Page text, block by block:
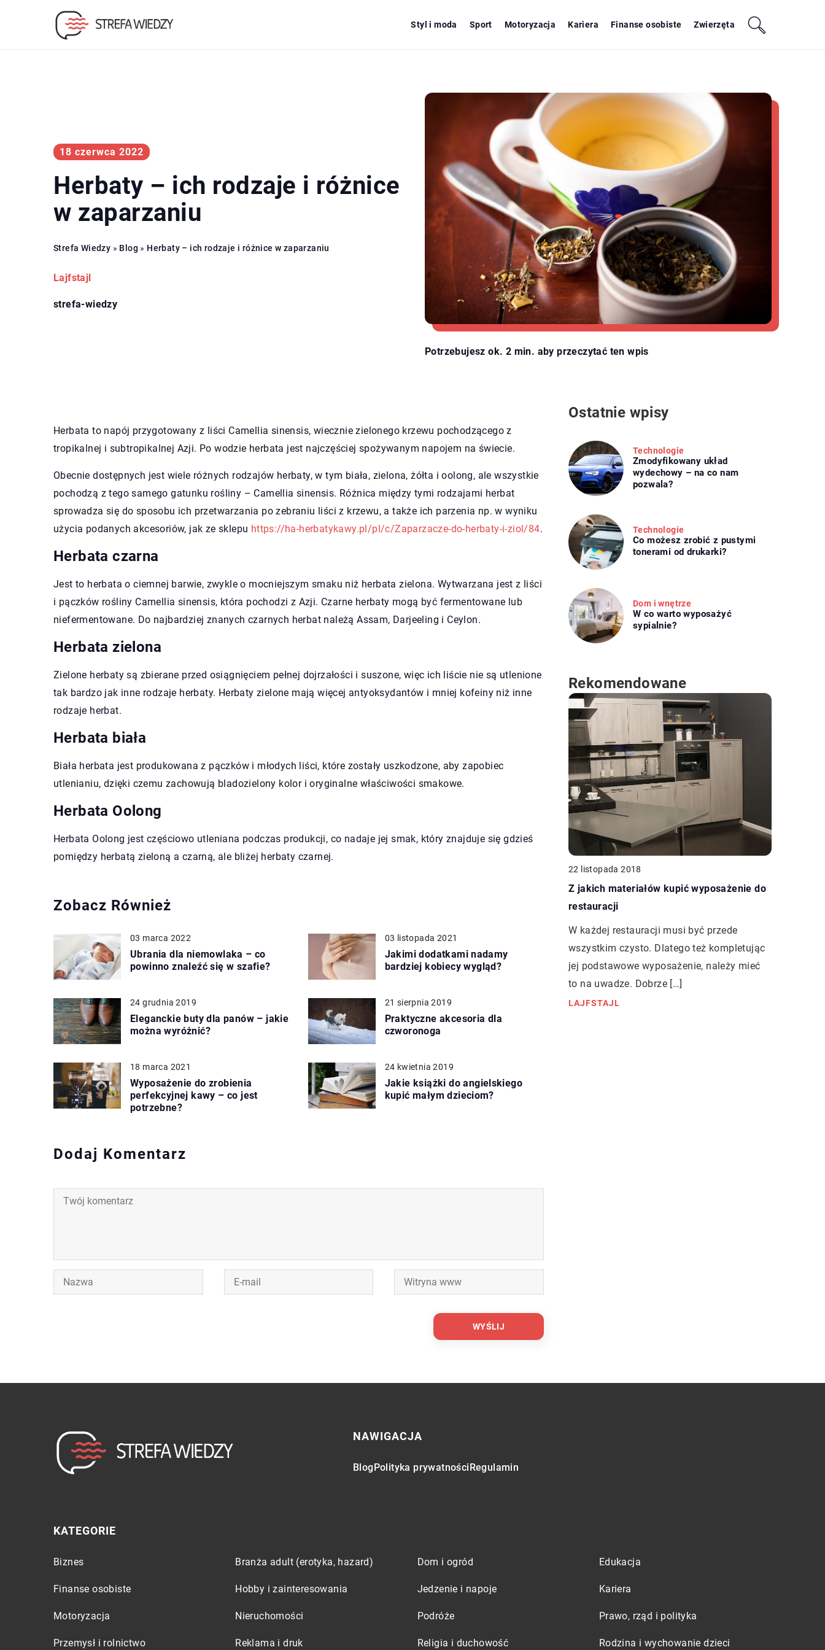
Styl i moda Sport Motoryzacja Kariera Finanse osobiste Zwierzęta
18 czerwca 2022
Herbaty – ich rodzaje i różnice
w zaparzaniu
Strefa Wiedzy » Blog » Herbaty – ich rodzaje i różnice w zaparzaniu
Lajfstajl
strefa-wiedzy
Potrzebujesz ok. 2 min. aby przeczytać ten wpis
Herbata to napój przygotowany z liści Camellia sinensis, wiecznie zielonego krzewu pochodzącego z
tropikalnej i subtropikalnej Azji. Po wodzie herbata jest najczęściej spożywanym napojem na świecie.
Obecnie dostępnych jest wiele różnych rodzajów herbaty, w tym biała, zielona, żółta i oolong, ale wszystkie
pochodzą z tego samego gatunku rośliny – Camellia sinensis. Różnica między tymi rodzajami herbat
sprowadza się do sposobu ich przetwarzania po zebraniu liści z krzewu, a także ich parzenia np. w wyniku
użycia podanych akcesoriów, jak ze sklepu https://ha-herbatykawy.pl/pl/c/Zaparzacze-do-herbaty-i-ziol/84.
Herbata czarna
Jest to herbata o ciemnej barwie, zwykle o mocniejszym smaku niż herbata zielona. Wytwarzana jest z liści
i pączków rośliny Camellia sinensis, która pochodzi z Azji. Czarne herbaty mogą być fermentowane lub
niefermentowane. Do najbardziej znanych czarnych herbat należą Assam, Darjeeling i Ceylon.
Herbata zielona
Zielone herbaty są zbierane przed osiągnięciem pełnej dojrzałości i suszone, więc ich liście nie są utlenione
tak bardzo jak inne rodzaje herbaty. Herbaty zielone mają więcej antyoksydantów i mniej kofeiny niż inne
rodzaje herbat.
Herbata biała
Biała herbata jest produkowana z pączków i młodych liści, które zostały uszkodzone, aby zapobiec
utlenianiu, dzięki czemu zachowują bladozielony kolor i oryginalne właściwości smakowe.
Herbata Oolong
Herbata Oolong jest częściowo utleniana podczas produkcji, co nadaje jej smak, który znajduje się gdzieś
pomiędzy herbatą zieloną a czarną, ale bliżej herbaty czarnej.
Zobacz Również
03 marca 2022
Ubrania dla niemowlaka – co
powinno znaleźć się w szafie?
03 listopada 2021
Jakimi dodatkami nadamy
bardziej kobiecy wygląd?
24 grudnia 2019
Eleganckie buty dla panów – jakie
można wyróżnić?
21 sierpnia 2019
Praktyczne akcesoria dla
czworonoga
18 marca 2021
Wyposażenie do zrobienia
perfekcyjnej kawy – co jest
potrzebne?
24 kwietnia 2019
Jakie książki do angielskiego
kupić małym dzieciom?
Dodaj Komentarz
Ostatnie wpisy
Technologie
Zmodyfikowany układ
wydechowy – na co nam
pozwala?
Technologie
Co możesz zrobić z pustymi
tonerami od drukarki?
Dom i wnętrze
W co warto wyposażyć
sypialnie?
Rekomendowane
22 listopada 2018
Z jakich materiałów kupić wyposażenie do
restauracji
W każdej restauracji musi być przede
wszystkim czysto. Dlatego też kompletując
jej podstawowe wyposażenie, należy mieć
to na uwadze. Dobrze […]
LAJFSTAJL
NAWIGACJA
BlogPolityka prywatnościRegulamin
KATEGORIE
Biznes Branża adult (erotyka, hazard) Dom i ogród Edukacja
Finanse osobiste Hobby i zainteresowania Jedzenie i napoje Kariera
Motoryzacja Nieruchomości Podróże Prawo, rząd i polityka
Przemysł i rolnictwo Reklama i druk Religia i duchowość Rodzina i wychowanie dzieci